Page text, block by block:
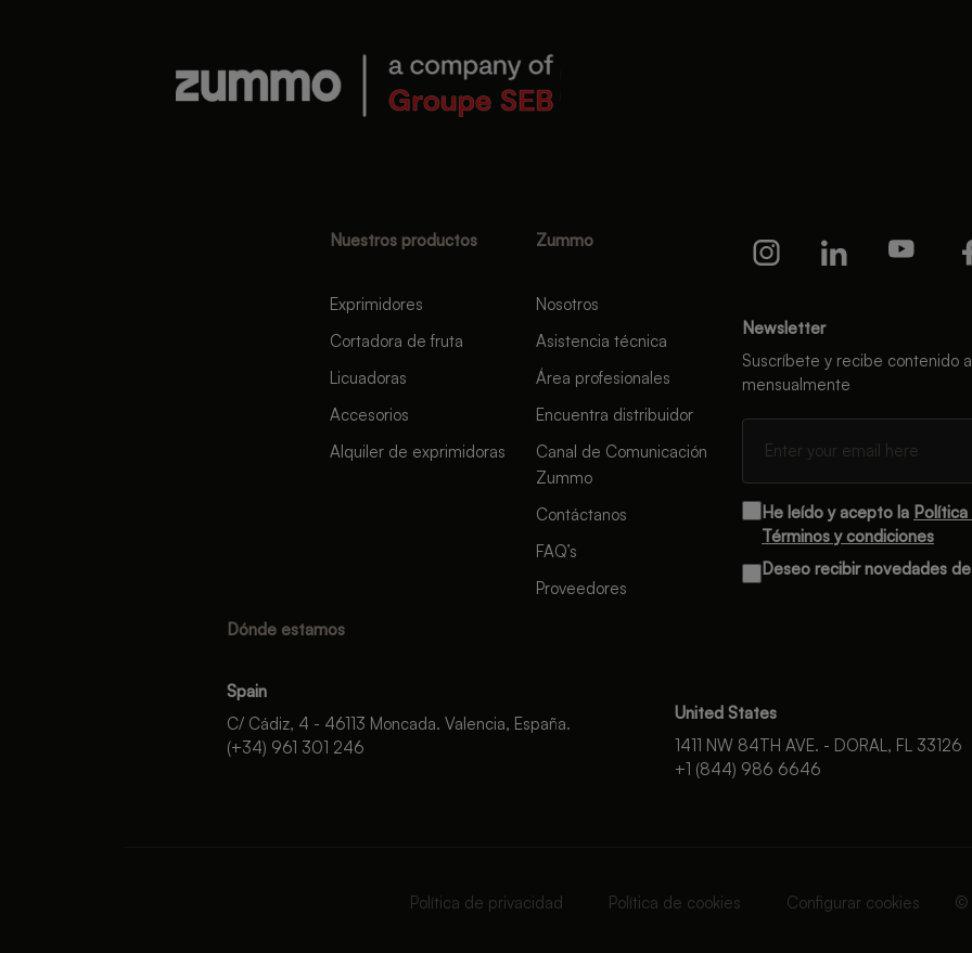
Nuestros productos
Exprimidores
Cortadora de fruta
Licuadoras
Accesorios
Alquiler de exprimidoras
Zummo
Nosotros
Asistencia técnica
Área profesionales
Encuentra distribuidor
Canal de Comunicación
Zummo
Contáctanos
FAQ’s
Proveedores
Newsletter
Suscríbete y recibe contenido
mensualmente
He leído y acepto la
Términos y condiciones
Deseo recibir novedades
Dónde estamos
Spain
C/ Cádiz, 4 - 46113 Moncada. Valencia, España.
(+34) 961 301 246
United States
1411 NW 84TH AVE. - DORAL, FL 33126
+1 (844) 986 6646
Política de privacidad Política de cookies Configurar cookies ©